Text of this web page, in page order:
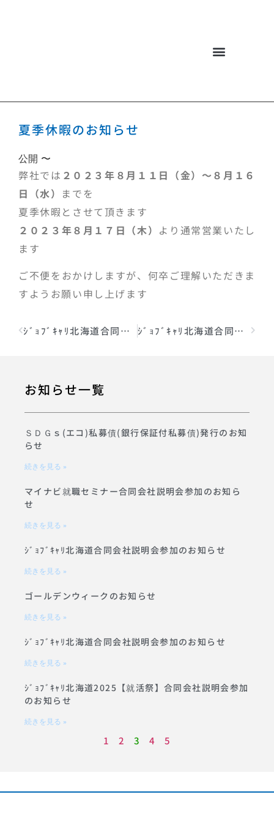
夏季休暇のお知らせ
公開 〜
弊社では ２０２３年８月１１日（金）～８月１６
日（水） までを
夏季休暇とさせて頂きます
２０２３年８月１７日（木） より通常営業いたし
ます
ご不便をおかけしますが、何卒ご理解いただきま
すようお願い申し上げます
ｼﾞｮﾌﾞｷｬﾘ北海道合同会社説明会参加のお知らせ ｼﾞｮﾌﾞｷｬﾘ北海道合同会社説明会参加のお知らせ
お知らせ一覧
ＳＤＧｓ(エコ)私募債(銀行保証付私募債)発行のお知
らせ
続きを見る »
マイナビ就職セミナー合同会社説明会参加のお知ら
せ
続きを見る »
ｼﾞｮﾌﾞｷｬﾘ北海道合同会社説明会参加のお知らせ
続きを見る »
ゴールデンウィークのお知らせ
続きを見る »
ｼﾞｮﾌﾞｷｬﾘ北海道合同会社説明会参加のお知らせ
続きを見る »
ｼﾞｮﾌﾞｷｬﾘ北海道2025【就活祭】合同会社説明会参加
のお知らせ
続きを見る »
1 2 3 4 5